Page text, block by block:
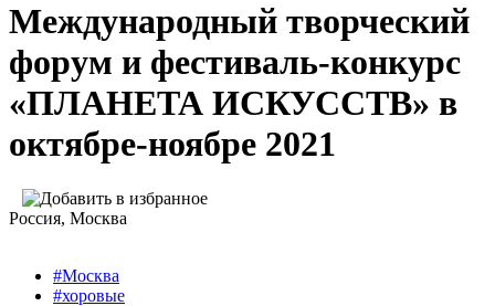
Международный творческий
форум и фестиваль-конкурс
«ПЛАНЕТА ИСКУССТВ» в
октябре-ноябре 2021
Россия, Москва
#Москва
#хоровые